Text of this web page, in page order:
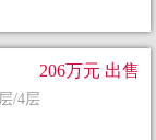
/4层
206万元 出售